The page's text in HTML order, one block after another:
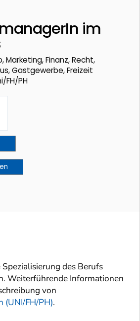
im
Marketing, Finanz, Recht,
Gastgewerbe, Freizeit
FH/PH
des Berufs
Weiterführende Informationen
von
(UNI/FH/PH).